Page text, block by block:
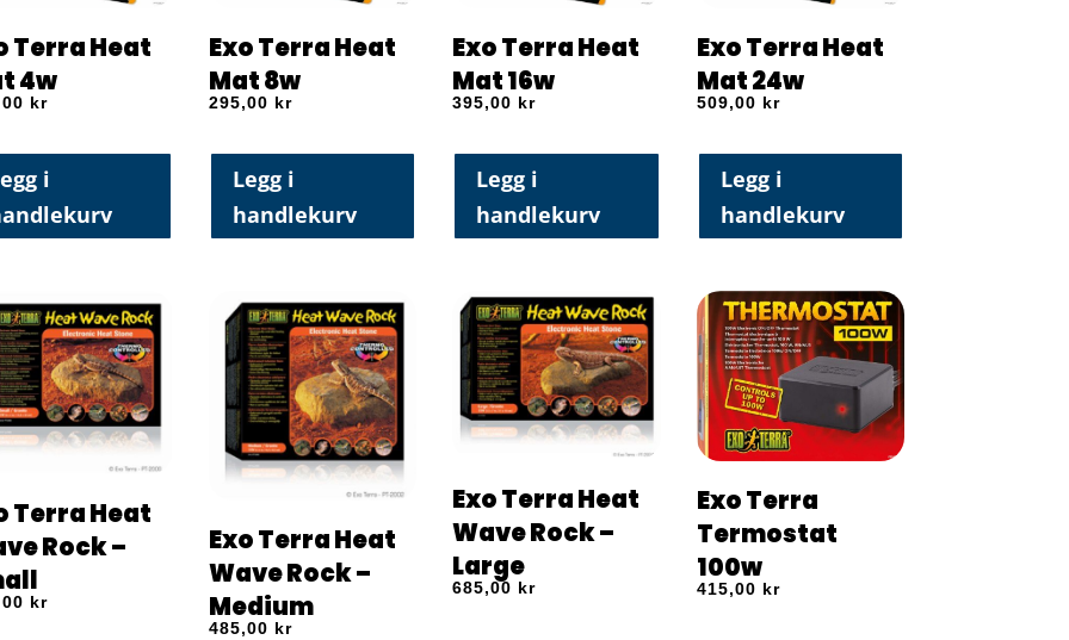
Terra Heat
4w
kr
i
Exo Terra Heat
Mat 8w
295,00 kr
Legg i
handlekurv
Exo Terra Heat
Mat 16w
395,00 kr
Legg i
handlekurv
Exo Terra Heat
Mat 24w
509,00 kr
Legg i
handlekurv
Terra Heat
Rock –
kr
Exo Terra Heat
Wave Rock –
Medium
485,00 kr
Exo Terra Heat
Wave Rock –
Large
685,00 kr
Exo Terra
Termostat
100w
415,00 kr